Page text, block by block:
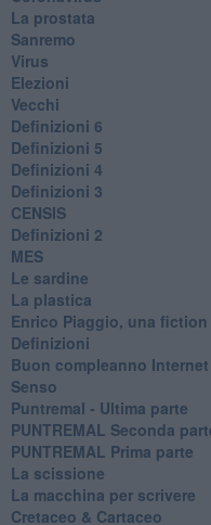
La prostata
Sanremo
Virus
Elezioni
Vecchi
Definizioni 6
Definizioni 5
Definizioni 4
Definizioni 3
CENSIS
​Definizioni 2
MES
Le sardine
La plastica
​Enrico Piaggio, una
Definizioni
​Buon compleanno Internet
Senso
Puntremal - Ultima parte
PUNTREMAL Seconda
​PUNTREMAL Prima parte
La scissione
La macchina per scrivere
Cretaceo & Cartaceo